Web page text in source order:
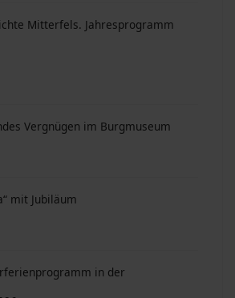
Mitterfels. Jahresprogramm
Vergnügen im Burgmuseum
mit Jubiläum
in der